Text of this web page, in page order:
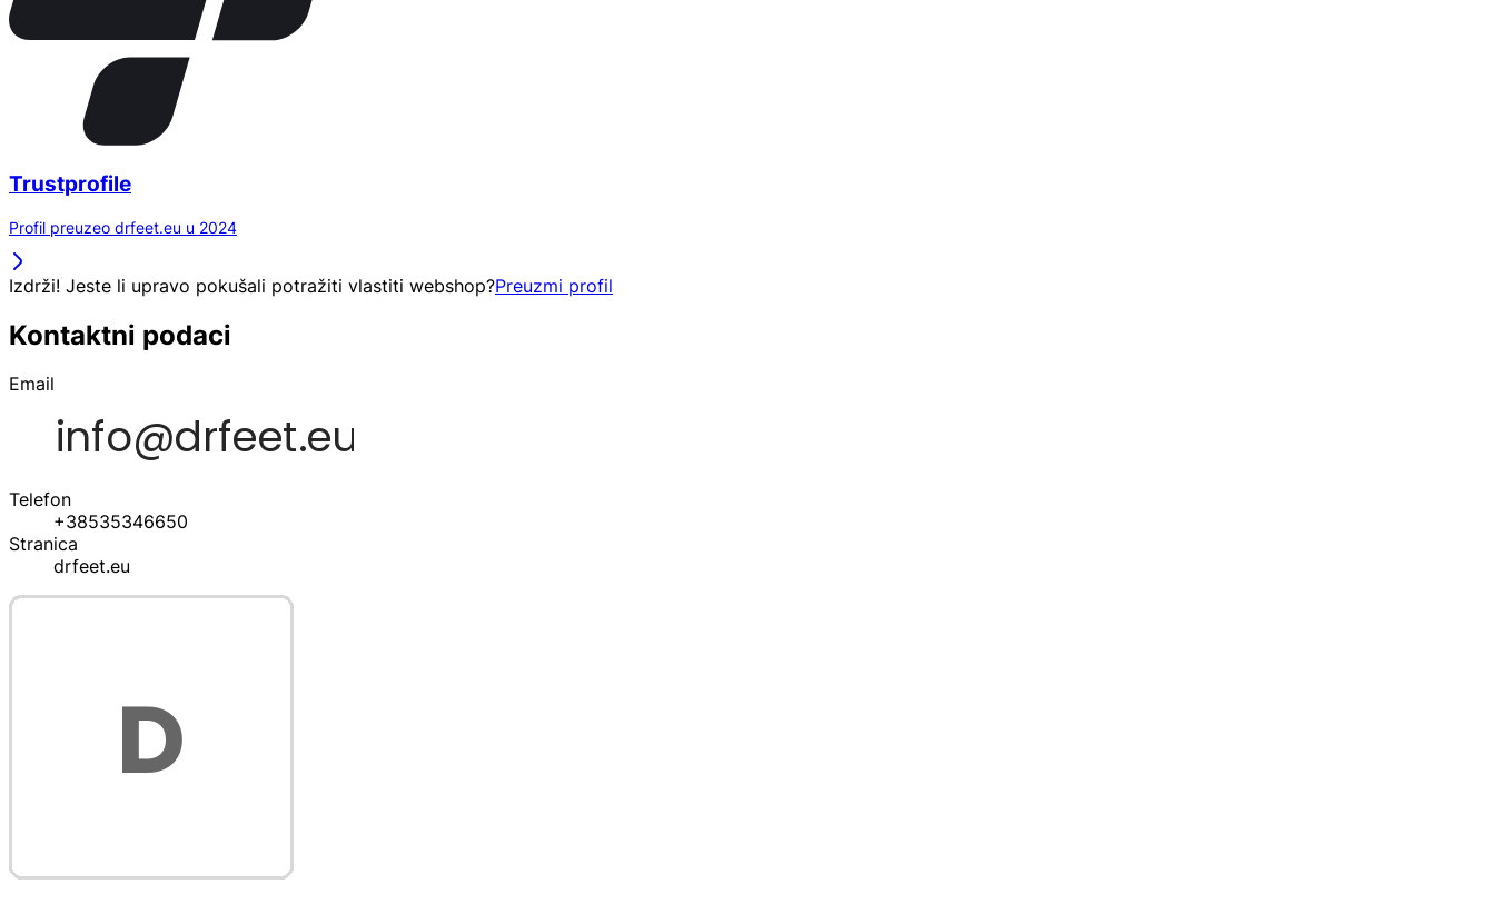
Trustprofile
Profil preuzeo drfeet.eu u 2024
Izdrži! Jeste li upravo pokušali potražiti vlastiti webshop?Preuzmi profil
Kontaktni podaci
Email
Telefon
+38535346650
Stranica
drfeet.eu